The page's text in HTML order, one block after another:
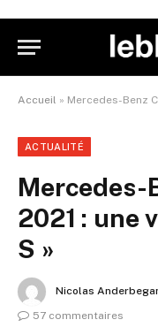
Accueil » Mercedes-Benz
ACTUALITÉ
Mercedes-
2021 : une
S »
Nicolas
57 commentaires